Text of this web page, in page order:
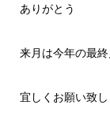
ありがとう
来月は今年の最終
宜しくお願い致し